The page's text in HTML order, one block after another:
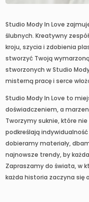
Studio Mody In Love
ślubnych. Kreatywny
kroju, szycia i zdobienia
stworzyć Twoją
stworzonych w Studio
misterną pracę i serce
Studio Mody In Love to
doświadczeniem, a
Tworzymy suknie, które
podkreślają
dobieramy materiały,
najnowsze trendy, by
Zapraszamy do świata, w
każda historia zaczyna się